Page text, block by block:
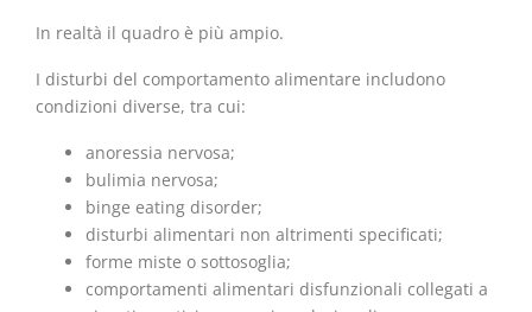
In realtà il quadro è più ampio.
I disturbi del comportamento alimentare includono
condizioni diverse, tra cui:
anoressia nervosa;
bulimia nervosa;
binge eating disorder;
disturbi alimentari non altrimenti specificati;
forme miste o sottosoglia;
comportamenti alimentari disfunzionali collegati a